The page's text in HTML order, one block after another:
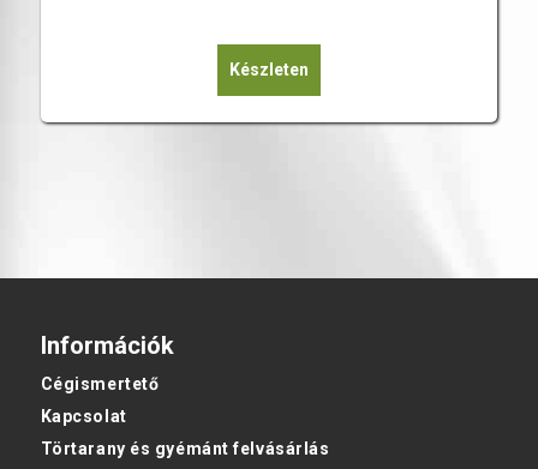
Készleten
Információk
Cégismertető
Kapcsolat
Törtarany és gyémánt felvásárlás